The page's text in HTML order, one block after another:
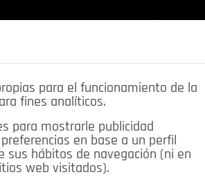
para el funcionamiento de la
fines analíticos.
para mostrarle publicidad
en base a un perfil
sus hábitos de navegación (ni en
web visitados).